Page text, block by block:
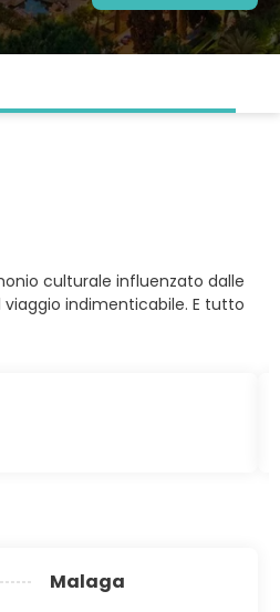
culturale influenzato dalle
indimenticabile. E tutto
Malaga